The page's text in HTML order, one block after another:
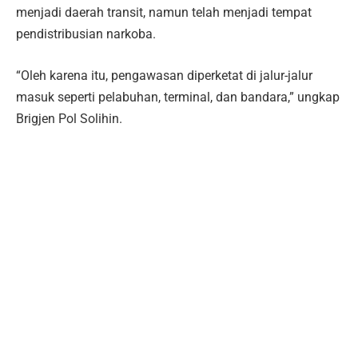
menjadi daerah transit, namun telah menjadi tempat
pendistribusian narkoba.
“Oleh karena itu, pengawasan diperketat di jalur-jalur
masuk seperti pelabuhan, terminal, dan bandara,” ungkap
Brigjen Pol Solihin.